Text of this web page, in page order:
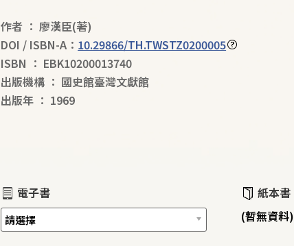
作者 ： 廖漢臣(著)
DOI / ISBN-A： 10.29866/TH.TWSTZ0200005
ISBN ： EBK10200013740
出版機構 ： 國史館臺灣文獻館
出版年 ： 1969
電子書
紙本書
(暫無資料)